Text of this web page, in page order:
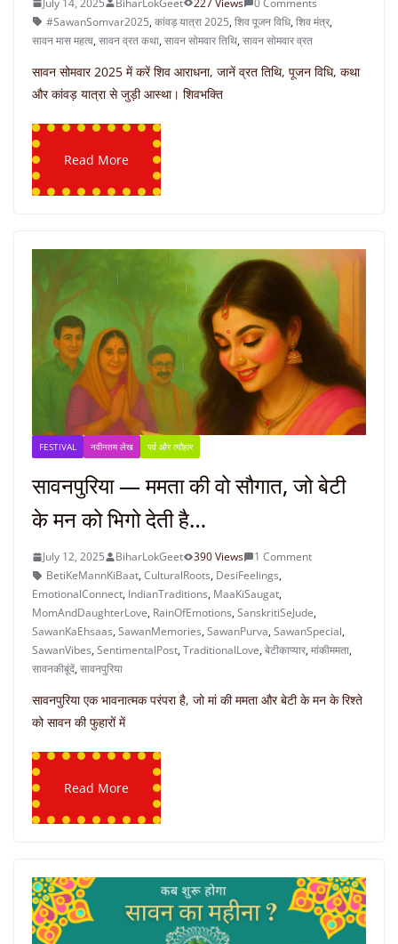
July 14, 2025 BiharLokGeet 227 Views
0 Comments
#SawanSomvar2025,कांवड़ यात्रा 2025,शिव पूजन विधि,शिव मंत्र,
सावन मास महत्व,सावन व्रत कथा,सावन सोमवार तिथि,सावन सोमवार व्रत
सावन सोमवार 2025 में करें शिव आराधना, जानें व्रत तिथि, पूजन विधि, कथा
और कांवड़ यात्रा से जुड़ी आस्था। शिवभक्ति
Read More
FESTIVAL नवीनतम लेख पर्व और त्यौहार
सावनपुरिया — ममता की वो सौगात, जो बेटी
के मन को भिगो देती है…
July 12, 2025 BiharLokGeet 390 Views
1 Comment
BetiKeMannKiBaat,CulturalRoots, DesiFeelings,
EmotionalConnect, IndianTraditions, MaaKiSaugat,
MomAndDaughterLove, RainOfEmotions,SanskritiSeJude,
SawanKaEhsaas,SawanMemories,SawanPurva,SawanSpecial,
SawanVibes,SentimentalPost,TraditionalLove,बेटीकाप्यार,मांकीममता,
सावनकीबूंदें,सावनपुरिया
सावनपुरिया एक भावनात्मक परंपरा है, जो मां की ममता और बेटी के मन के रिश्ते
को सावन की फुहारों में
Read More